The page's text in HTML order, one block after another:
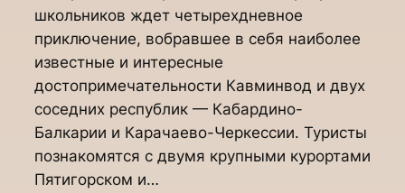
школьников ждет четырехдневное
приключение, вобравшее в себя наиболее
известные и интересные
достопримечательности Кавминвод и двух
соседних республик — Кабардино-
Балкарии и Карачаево-Черкессии. Туристы
познакомятся с двумя крупными курортами
Пятигорском и…